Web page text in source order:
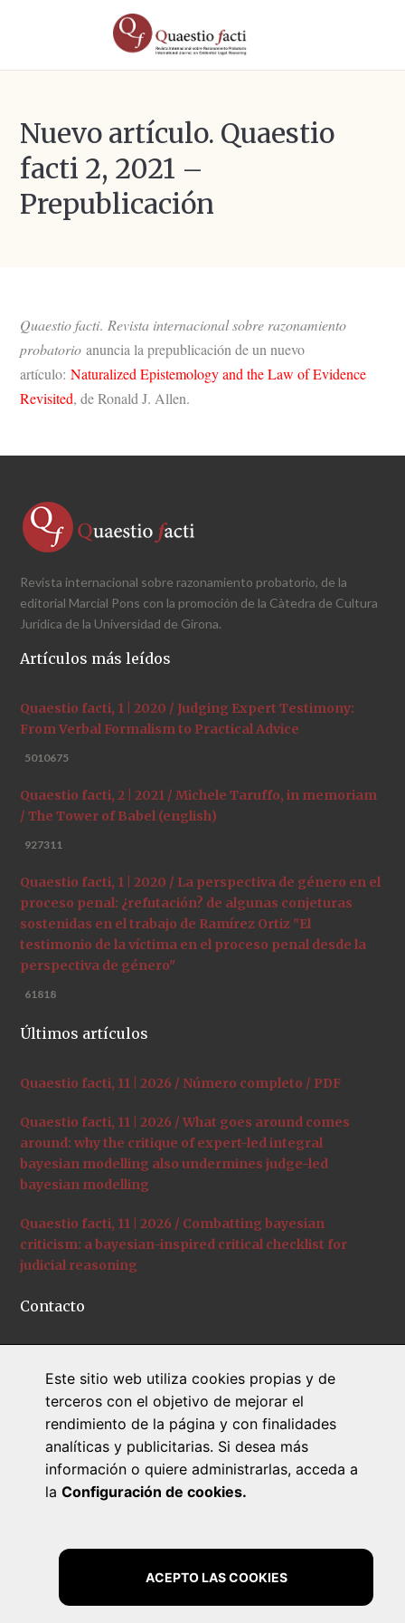
Nuevo artículo. Quaestio
facti 2, 2021 –
Prepublicación
Quaestio facti.Revista internacional sobre razonamiento
probatorioanuncia la prepublicación de un nuevo
artículo:Naturalized Epistemology and the Law of Evidence
Revisited, de Ronald J. Allen.
Revista internacional sobre razonamiento probatorio, de la
editorial Marcial Pons con la promoción de la Càtedra de Cultura
Jurídica de la Universidad de Girona.
Artículos más leídos
Quaestio facti, 1 | 2020 / Judging Expert Testimony:
From Verbal Formalism to Practical Advice
5010675
Quaestio facti, 2 | 2021 / Michele Taruffo, in memoriam
/ The Tower of Babel (english)
927311
Quaestio facti, 1 | 2020 / La perspectiva de género en el
proceso penal: ¿refutación? de algunas conjeturas
sostenidas en el trabajo de Ramírez Ortiz "El
testimonio de la víctima en el proceso penal desde la
perspectiva de género"
61818
Últimos artículos
Quaestio facti, 11 | 2026 / Número completo / PDF
Quaestio facti, 11 | 2026 / What goes around comes
around: why the critique of expert-led integral
bayesian modelling also undermines judge-led
bayesian modelling
Quaestio facti, 11 | 2026 / Combatting bayesian
criticism: a bayesian-inspired critical checklist for
judicial reasoning
Contacto
+34 972 41 95 34
quaestiofacti@udg.edu
www.quaestiofacti.com
© 2026 Todos los derechos reservados |
Este sitio web utiliza cookies propias y de
terceros con el objetivo de mejorar el
rendimiento de la página y con finalidades
analíticas y publicitarias. Si desea más
información o quiere administrarlas, acceda a
la Configuración de cookies.
ACEPTO LAS COOKIES